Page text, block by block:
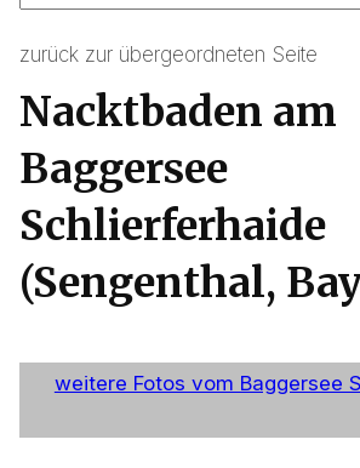
zurück zur übergeordneten Seite
Nacktbaden am
Baggersee
Schlierferhaide
(Sengenthal,
weitere Fotos vom Baggersee